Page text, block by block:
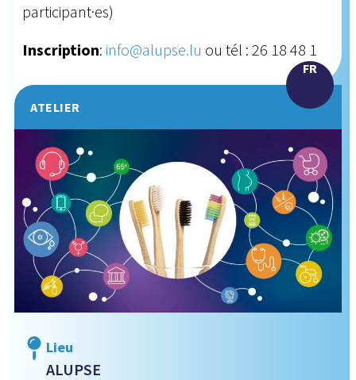
participant·es)
Inscription: info@alupse.lu ou tél : 26 18 48 1
ATELIER
FR
Lieu
ALUPSE